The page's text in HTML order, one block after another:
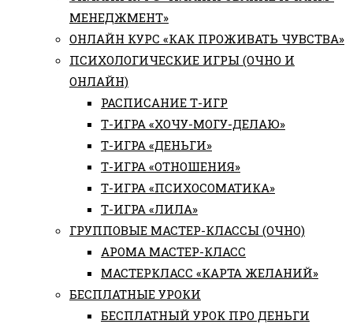
МЕНЕДЖМЕНТ»
ОНЛАЙН КУРС «КАК ПРОЖИВАТЬ ЧУВСТВА»
ПСИХОЛОГИЧЕСКИЕ ИГРЫ (ОЧНО И
ОНЛАЙН)
РАСПИСАНИЕ Т-ИГР
Т-ИГРА «ХОЧУ-МОГУ-ДЕЛАЮ»
Т-ИГРА «ДЕНЬГИ»
Т-ИГРА «ОТНОШЕНИЯ»
Т-ИГРА «ПСИХОСОМАТИКА»
Т-ИГРА «ЛИЛА»
ГРУППОВЫЕ МАСТЕР-КЛАССЫ (ОЧНО)
АРОМА МАСТЕР-КЛАСС
МАСТЕРКЛАСС «КАРТА ЖЕЛАНИЙ»
БЕСПЛАТНЫЕ УРОКИ
БЕСПЛАТНЫЙ УРОК ПРО ДЕНЬГИ